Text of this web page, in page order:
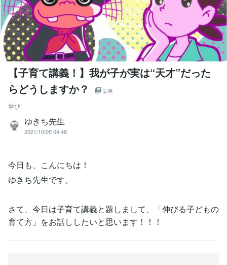
【子育て講義！】我が子が実は“天才”だった
らどうしますか？
記事
学び
ゆきち先生
2021/10/05 04:48
今日も、こんにちは！
ゆきち先生です。
さて、今日は子育て講義と題しまして、「伸びる子どもの
育て方」をお話ししたいと思います！！！